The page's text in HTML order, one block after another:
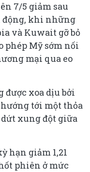
7/5 giảm sau
động, khi những
và Kuwait gỡ bỏ
phép Mỹ sớm nối
mại qua eo
được xoa dịu bởi
tới một thỏa
xung đột giữa
hạn giảm 1,21
phiên ở mức